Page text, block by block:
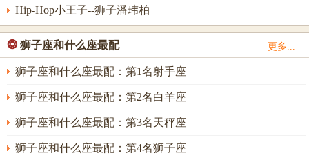
Hip-Hop小王子--狮子潘玮柏
❂ 狮子座和什么座最配 更多...
狮子座和什么座最配：第1名射手座
狮子座和什么座最配：第2名白羊座
狮子座和什么座最配：第3名天秤座
狮子座和什么座最配：第4名狮子座